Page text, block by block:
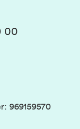
00
: 969159570